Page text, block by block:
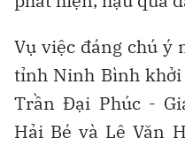
Vụ việc đáng chú ý
tỉnh Ninh Bình
Trần Đại Phúc -
Hải Bé và Lê Văn